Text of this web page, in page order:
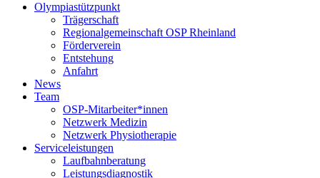
Olympiastützpunkt
Trägerschaft
Regionalgemeinschaft OSP Rheinland
Förderverein
Entstehung
Anfahrt
News
Team
OSP-Mitarbeiter*innen
Netzwerk Medizin
Netzwerk Physiotherapie
Serviceleistungen
Laufbahnberatung
Leistungsdiagnostik